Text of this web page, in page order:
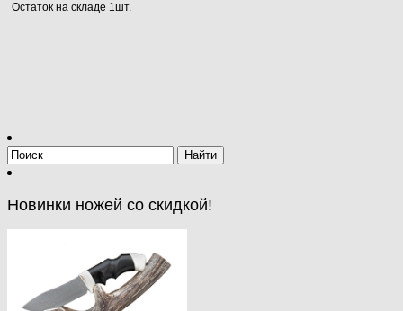
Остаток на складе 1шт.
Новинки ножей со скидкой!